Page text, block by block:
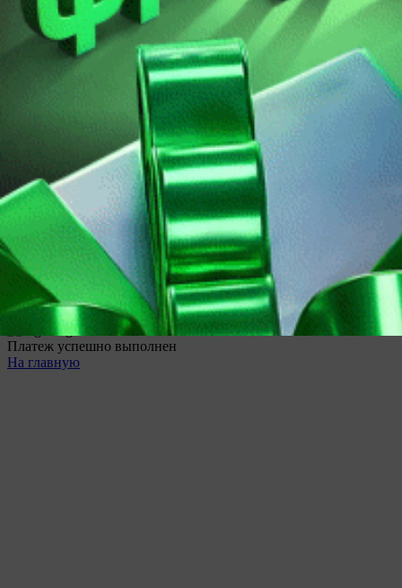
Вам будет отправлена ссылка для восстановления доступа
Отправить
Неавторизованные пользователи не могут оставлять
войдитеилизарегистрируйтесь
!?
Продолжая использовать наш сайт вы принимаете
пользовательское соглашение и политику обработки файлов
cookie Ok
Платеж успешно выполнен
На главную